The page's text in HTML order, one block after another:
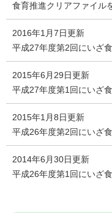
食育推進クリアファイル
2016年1月7日更新
平成27年度第2回にいざ
2015年6月29日更新
平成27年度第1回にいざ
2015年1月8日更新
平成26年度第2回にいざ
2014年6月30日更新
平成26年度第1回にいざ